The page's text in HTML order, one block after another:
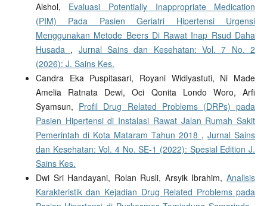
Alshol, Evaluasi Potentially Inappropriate Medication
(PIM) Pada Pasien Geriatri Hipertensi Urgensi
Menggunakan Metode Beers Di Rawat Inap Rsud Daha
Husada , Jurnal Sains dan Kesehatan: Vol. 7 No. 2
(2026): J. Sains Kes.
Candra Eka Puspitasari, Royani Widiyastuti, Ni Made
Amelia Ratnata Dewi, Oci Qonita Londo Woro, Arfi
Syamsun, Profil Drug Related Problems (DRPs) pada
Pasien Hipertensi di Instalasi Rawat Jalan Rumah Sakit
Pemerintah di Kota Mataram Tahun 2018 ,Jurnal Sains
dan Kesehatan: Vol. 4 No. SE-1 (2022): Spesial Edition J.
Sains Kes.
Dwi Sri Handayani, Rolan Rusli, Arsyik Ibrahim,Analisis
Karakteristik dan Kejadian Drug Related Problems pada